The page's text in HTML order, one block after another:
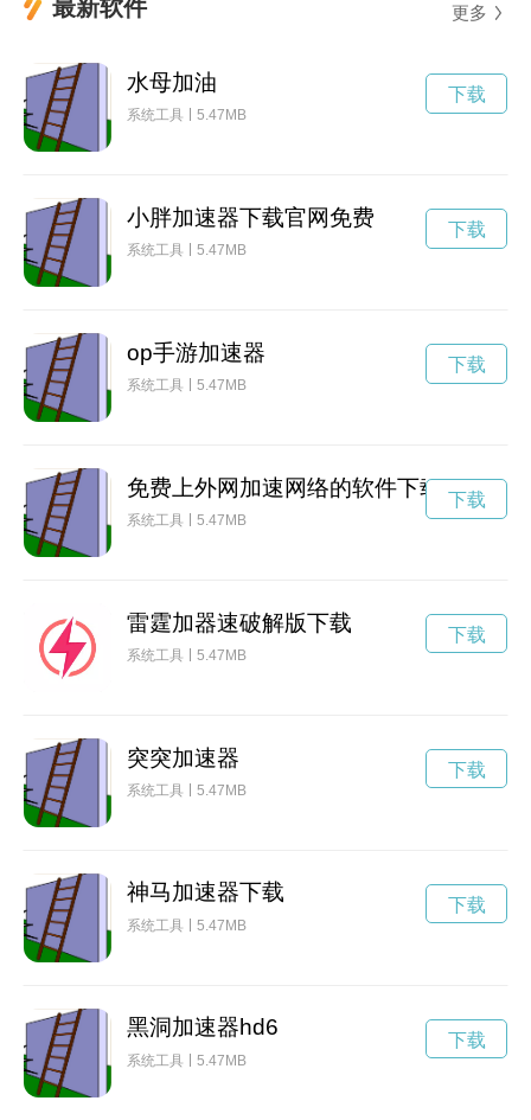
最新软件 更多
水母加油
系统工具 5.47MB
下载
小胖加速器下载官网免费
系统工具 5.47MB
下载
op手游加速器
系统工具 5.47MB
下载
免费上外网加速网络的软件下载
系统工具 5.47MB
下载
雷霆加器速破解版下载
系统工具 5.47MB
下载
突突加速器
系统工具 5.47MB
下载
神马加速器下载
系统工具 5.47MB
下载
黑洞加速器hd6
系统工具 5.47MB
下载